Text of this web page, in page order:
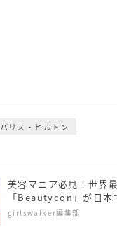
パリス・ヒルトン
美容マニア必見！世界
「Beautycon」が日本
girlswalker編集部